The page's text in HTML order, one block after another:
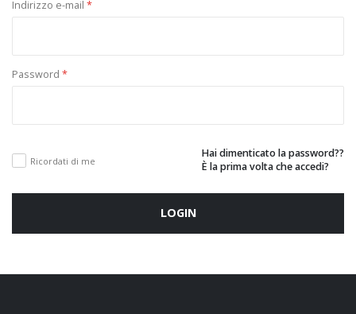
Indirizzo e-mail *
Password *
Ricordati di me
Hai dimenticato la password??
È la prima volta che accedi?
LOGIN